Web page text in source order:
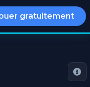
gratuitement